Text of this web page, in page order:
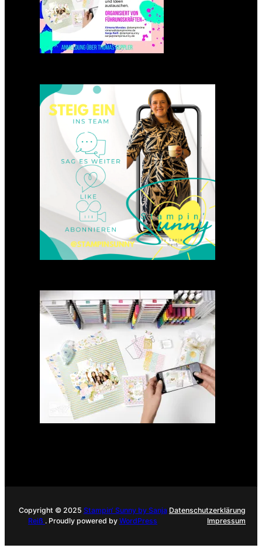
Einsteigen 2025 im Team
Stampin‘ Sunny
23. Januar 2025
GANZ NEU: Scrapbooking
Club 2025
21. Januar 2025
Copyright © 2025 Stampin‘ Sunny by Sanja
Reiß . Proudly powered by WordPress
Datenschutzerklärung
Impressum